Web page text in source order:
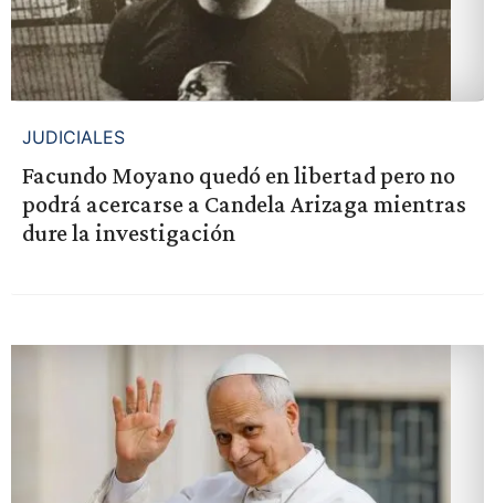
JUDICIALES
Facundo Moyano quedó en libertad pero no
podrá acercarse a Candela Arizaga mientras
dure la investigación